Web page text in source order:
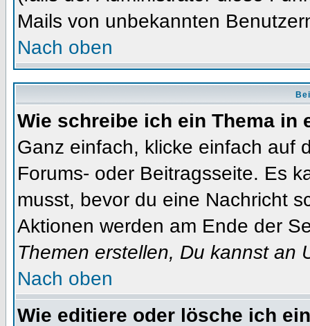
Mails von unbekannten
Nach oben
Wie schreibe ich ein Thema in
Ganz einfach, klicke einfach auf
Forums- oder Beitragsseite. Es
musst, bevor du eine Nachricht
Aktionen werden am Ende der
Themen erstellen, Du kannst an
Nach oben
Wie editiere oder lösche ich